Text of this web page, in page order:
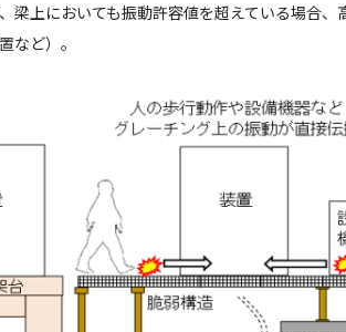
梁上においても振動許容値を超えている場合
など）。